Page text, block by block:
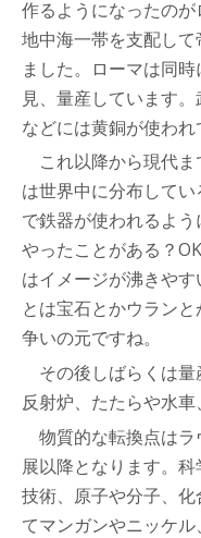
作るようになったの
地中海一帯を支配し
ました。ローマは同
見、量産しています
などには黄銅が使われ
これ以降から現代ま
は世界中に分布して
で鉄器が使われるよ
やったことがある？
はイメージが沸きや
とは宝石とかウランと
争いの元ですね。
その後しばらくは量
反射炉、たたらや水車
物質的な転換点はラ
展以降となります。
技術、原子や分子、
てマンガンやニッケ